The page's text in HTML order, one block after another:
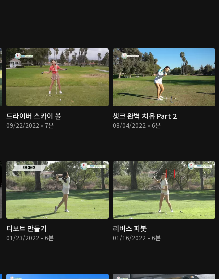
드라이버 스카이 볼
09/22/2022 • 7분
생크 완벽 치유 Part 2
08/04/2022 • 6분
디보트 만들기
01/23/2022 • 6분
리버스 피봇
01/16/2022 • 6분